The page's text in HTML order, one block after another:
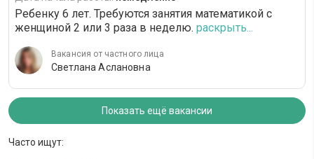
Ребенку 6 лет. Требуются занятия математикой с
женщиной 2 или 3 раза в неделю. раскрыть...
Вакансия от частного лица
Светлана Аслановна
Показать ещё вакансии
Часто ищут: